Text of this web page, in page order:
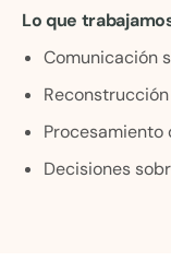
Lo que
Comunicación
Decisiones